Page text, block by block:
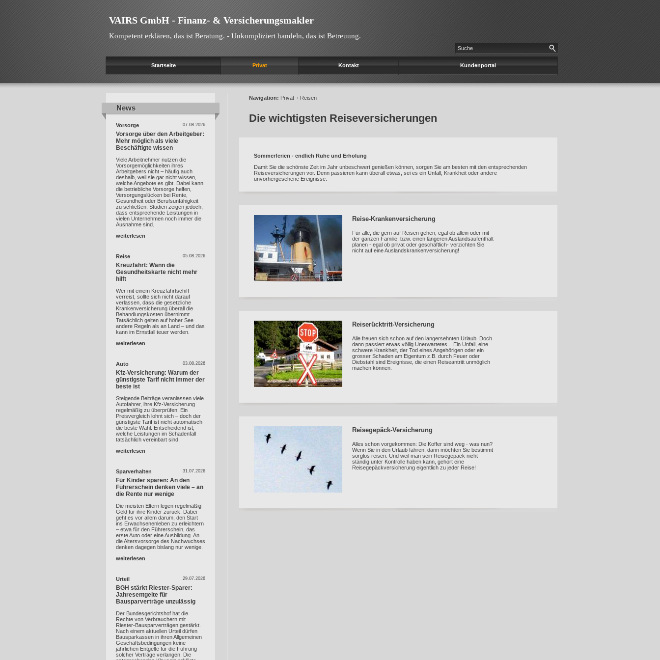
VAIRS GmbH - Finanz- & Versicherungsmakler
Kompetent erklären, das ist Beratung. - Unkompliziert handeln, das ist Betreuung.
Startseite Privat Kontakt Kundenportal
News
News
07.08.2026
Vorsorge
Vorsorge über den Arbeitgeber:
Mehr möglich als viele
Beschäftigte wissen
Viele Arbeitnehmer nutzen die
Vorsorgemöglichkeiten ihres
Arbeitgebers nicht – häufig auch
deshalb, weil sie gar nicht wissen,
welche Angebote es gibt. Dabei kann
die betriebliche Vorsorge helfen,
Versorgungslücken bei Rente,
Gesundheit oder Berufsunfähigkeit
zu schließen. Studien zeigen jedoch,
dass entsprechende Leistungen in
vielen Unternehmen noch immer die
Ausnahme sind.
weiterlesen
05.08.2026
Reise
Kreuzfahrt: Wann die
Gesundheitskarte nicht mehr
hilft
Wer mit einem Kreuzfahrtschiff
verreist, sollte sich nicht darauf
verlassen, dass die gesetzliche
Krankenversicherung überall die
Behandlungskosten übernimmt.
Tatsächlich gelten auf hoher See
andere Regeln als an Land – und das
kann im Ernstfall teuer werden.
weiterlesen
03.08.2026
Auto
Kfz-Versicherung: Warum der
günstigste Tarif nicht immer der
beste ist
Steigende Beiträge veranlassen viele
Autofahrer, ihre Kfz-Versicherung
regelmäßig zu überprüfen. Ein
Preisvergleich lohnt sich – doch der
günstigste Tarif ist nicht automatisch
die beste Wahl. Entscheidend ist,
welche Leistungen im Schadenfall
tatsächlich vereinbart sind.
weiterlesen
31.07.2026
Sparverhalten
Für Kinder sparen: An den
Führerschein denken viele – an
die Rente nur wenige
Die meisten Eltern legen regelmäßig
Geld für ihre Kinder zurück. Dabei
geht es vor allem darum, den Start
ins Erwachsenenleben zu erleichtern
– etwa für den Führerschein, das
erste Auto oder eine Ausbildung. An
die Altersvorsorge des Nachwuchses
denken dagegen bislang nur wenige.
weiterlesen
29.07.2026
Urteil
BGH stärkt Riester-Sparer:
Jahresentgelte für
Bausparverträge unzulässig
Der Bundesgerichtshof hat die
Rechte von Verbrauchern mit
Riester-Bausparverträgen gestärkt.
Nach einem aktuellen Urteil dürfen
Bausparkassen in ihren Allgemeinen
Geschäftsbedingungen keine
jährlichen Entgelte für die Führung
solcher Verträge verlangen. Die
Navigation: Privat Reisen
Die wichtigsten Reiseversicherungen
Sommerferien - endlich Ruhe und Erholung
Damit Sie die schönste Zeit im Jahr unbeschwert genießen können, sorgen Sie am besten mit den entsprechenden
Reiseversicherungen vor. Denn passieren kann überall etwas, sei es ein Unfall, Krankheit oder andere
unvorhergesehene Ereignisse.
Reise-Krankenversicherung
Für alle, die gern auf Reisen gehen, egal ob allein oder mit
der ganzen Familie, bzw. einen längeren Auslandsaufenthalt
planen - egal ob privat oder geschäftlich- verzichten Sie
nicht auf eine Auslandskrankenversicherung!
Reiserücktritt-Versicherung
Alle freuen sich schon auf den langersehnten Urlaub. Doch
dann passiert etwas völlig Unerwartetes... Ein Unfall, eine
schwere Krankheit, der Tod eines Angehörigen oder ein
grosser Schaden am Eigentum z.B. durch Feuer oder
Diebstahl sind Ereignisse, die einen Reiseantritt unmöglich
machen können.
Reisegepäck-Versicherung
Alles schon vorgekommen: Die Koffer sind weg - was nun?
Wenn Sie in den Urlaub fahren, dann möchten Sie bestimmt
sorglos reisen. Und weil man sein Reisegepäck nicht
ständig unter Kontrolle haben kann, gehört eine
Reisegepäckversicherung eigentlich zu jeder Reise!